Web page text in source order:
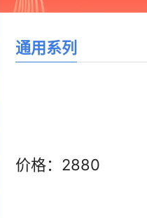
通用系列
价格：2880